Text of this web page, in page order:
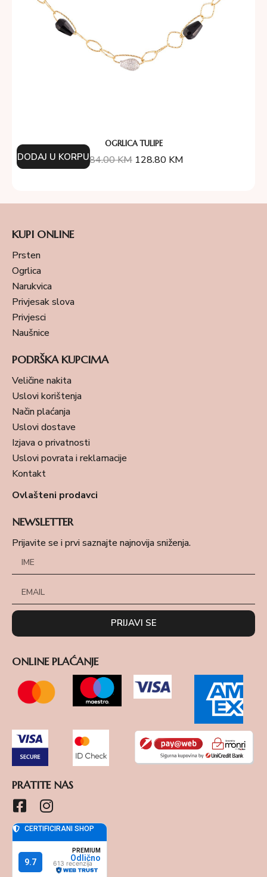
OGRLICA TULIPE
184.00KM 128.80 KM
DODAJ U KORPU
KUPI ONLINE
Prsten
Ogrlica
Narukvica
Privjesak slova
Privjesci
Naušnice
PODRŠKA KUPCIMA
Veličine nakita
Uslovi korištenja
Način plaćanja
Uslovi dostave
Izjava o privatnosti
Uslovi povrata i reklamacije
Kontakt
Ovlašteni prodavci
NEWSLETTER
Prijavite se i prvi saznajte najnovija sniženja.
PRIJAVI SE
ONLINE PLAĆANJE
PRATITE NAS